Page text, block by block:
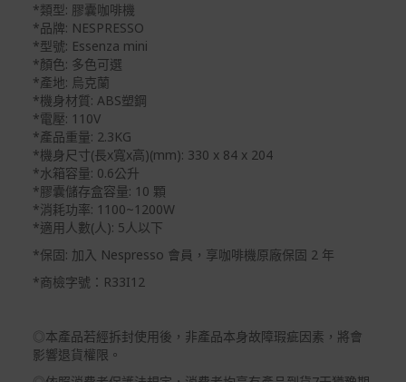
*類型: 膠囊咖啡機
*品牌: NESPRESSO
*型號: Essenza mini
*顏色: 多色可選
*產地: 烏克蘭
*機身材質: ABS塑鋼
*電壓: 110V
*產品重量: 2.3KG
*機身尺寸(長x寬x高)(mm): 330 x 84 x 204
*水箱容量: 0.6公升
*膠囊儲存盒容量: 10 顆
*消耗功率: 1100~1200W
*適用人數(人): 5人以下
*保固: 加入 Nespresso 會員，享咖啡機原廠保固 2 年
*商檢字號：R33I12
◎本產品若經拆封使用後，非產品本身故障瑕疵因素，將會
影響退貨權限。